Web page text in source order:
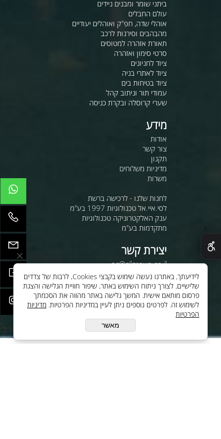
ביתני שומר ומבנים ניידים
עולם החבלים
אוהלי שדה, חפ"ק ואוהלים יעודיים
מהבהבים וסירנות לרכב
תאורת אזהרה למטוסים
סרטי סימון ואזהרה
ציוד לחניונים
ציוד לאתרי בניה
ציוד בטיחות בים
עמודי תור וניתוב קהל
שערי קרוסלה ובקרת כניסה
מידע
אודות
צור קשר
תקנון
מדיניות משלוחים
משרות
לחנות שלנו - לרכישה ברשת
לסי.איי.אל טכנולוגיות 1997 בע"מ
ענק האלקטרוניקה טכנולוגיות
מתקדמות בע"מ
יצירת קשר
oc@cilgroup.co.il
08-9330799
עקבו אחינו ברשת:
© All Rights Reserved
לידיעתך, באתרנו נעשה שימוש בקבצי Cookies, לרבות של צדדים
שלישיים, לצורך ניתוח השימוש באתר, שיפור חוויית הגלישה והצגת
פרסום מותאם אישית. המשך גלישה באתר מהווה את הסכמתך
לשימוש זה. לפרטים נוספים ניתן לעיין במדיניות הפרטיות. מדיניות
הפרטיות
מאשר